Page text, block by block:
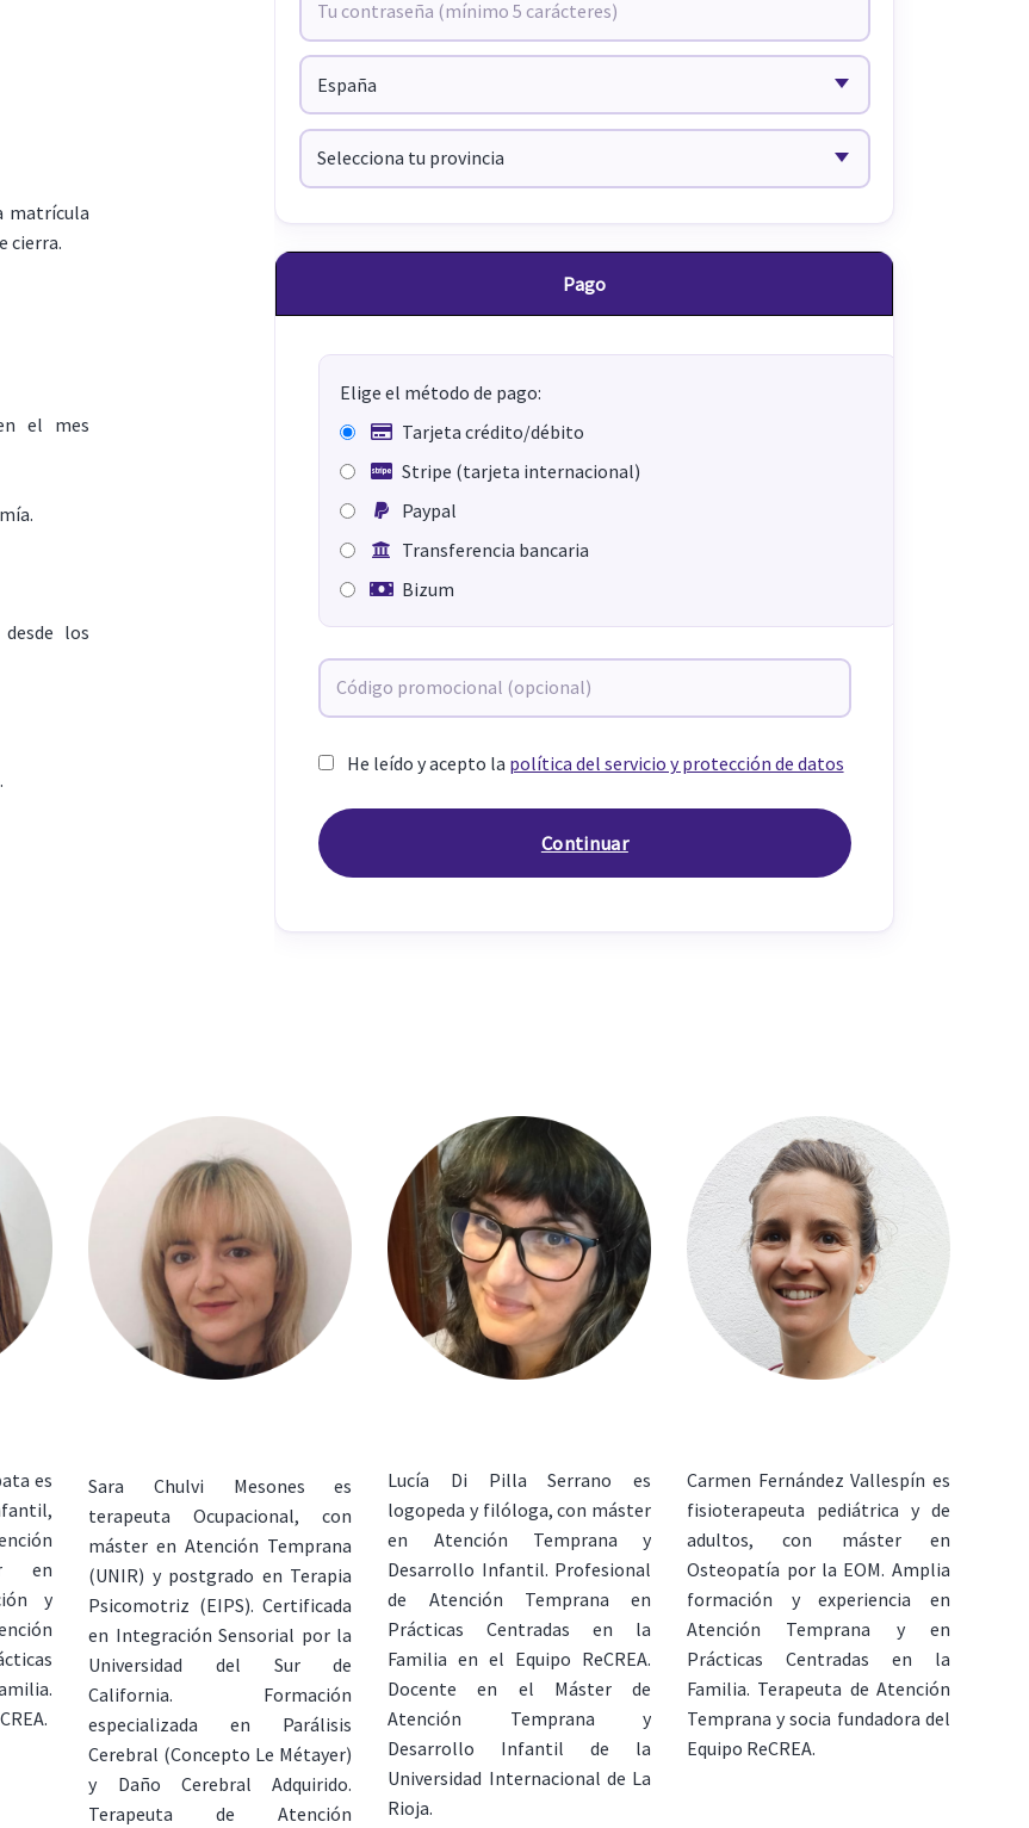
matrícula
cierra.
el mes
los
Pago
Elige el método de pago:
Tarjeta crédito/débito
Stripe (tarjeta internacional)
Paypal
Transferencia bancaria
Bizum
He leído y acepto la política del servicio y protección de datos
es
en
y
Sara Chulvi Mesones es
terapeuta Ocupacional, con
máster en Atención Temprana
(UNIR) y postgrado en Terapia
Psicomotriz (EIPS). Certificada
en Integración Sensorial por la
Universidad del Sur de
California. Formación
especializada en Parálisis
Cerebral (Concepto Le Métayer)
y Daño Cerebral Adquirido.
Terapeuta de Atención
Lucía Di Pilla Serrano es
logopeda y filóloga, con máster
en Atención Temprana y
Desarrollo Infantil. Profesional
de Atención Temprana en
Prácticas Centradas en la
Familia en el Equipo ReCREA.
Docente en el Máster de
Atención Temprana y
Desarrollo Infantil de la
Universidad Internacional de La
Rioja.
Carmen Fernández Vallespín es
fisioterapeuta pediátrica y de
adultos, con máster en
Osteopatía por la EOM. Amplia
formación y experiencia en
Atención Temprana y en
Prácticas Centradas en la
Familia. Terapeuta de Atención
Temprana y socia fundadora del
Equipo ReCREA.